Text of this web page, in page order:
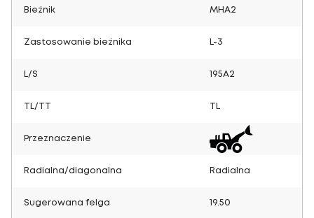
Bieżnik MHA2
Zastosowanie bieżnika L-3
L/S 195A2
TL/TT
Przeznaczenie
Radialna/diagonalna Radialna
Sugerowana felga 19.50